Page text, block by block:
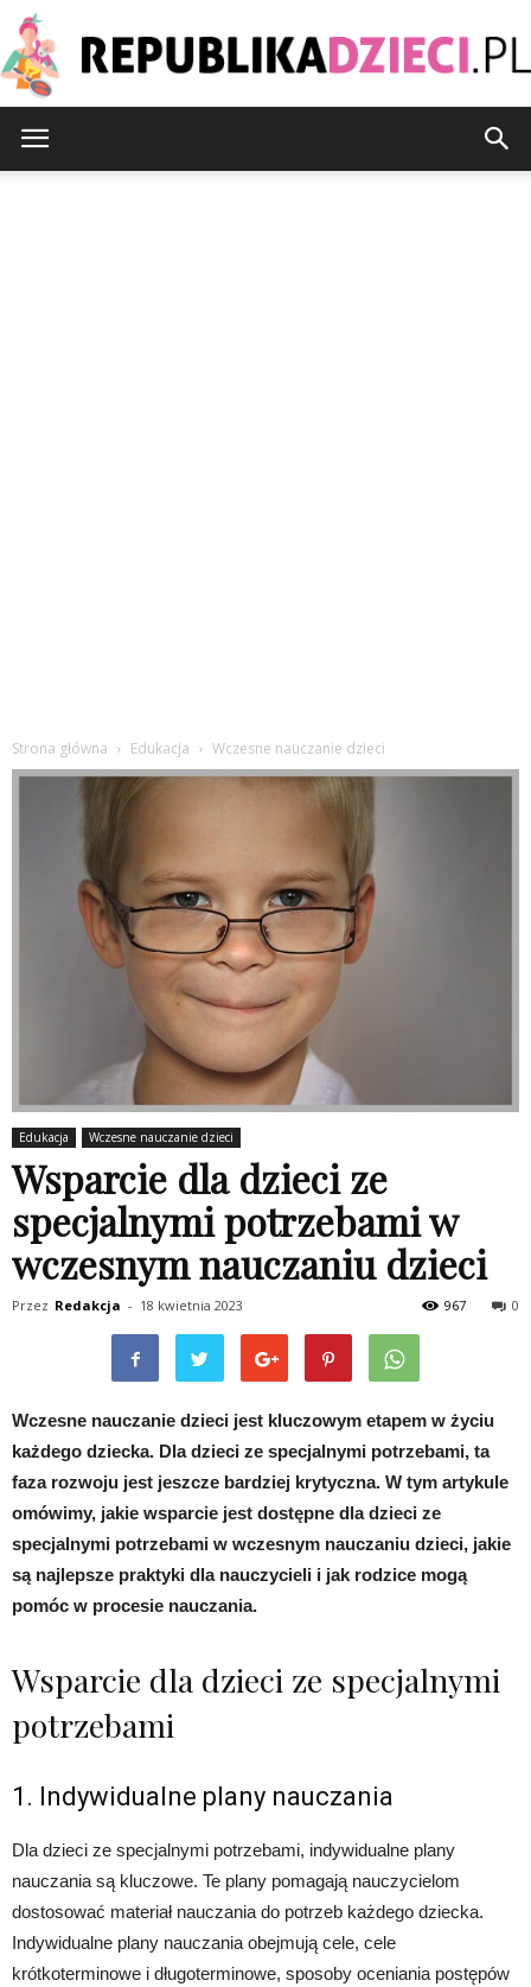
Strona główna Edukacja Wczesne nauczanie dzieci
Edukacja Wczesne nauczanie dzieci
Wsparcie dla dzieci ze
specjalnymi potrzebami w
wczesnym nauczaniu dzieci
Przez Redakcja - 18 kwietnia 2023 0
967
Wczesne nauczanie dzieci jest kluczowym etapem w życiu
każdego dziecka. Dla dzieci ze specjalnymi potrzebami, ta
faza rozwoju jest jeszcze bardziej krytyczna. W tym artykule
omówimy, jakie wsparcie jest dostępne dla dzieci ze
specjalnymi potrzebami w wczesnym nauczaniu dzieci, jakie
są najlepsze praktyki dla nauczycieli i jak rodzice mogą
pomóc w procesie nauczania.
Wsparcie dla dzieci ze specjalnymi
potrzebami
1. Indywidualne plany nauczania
Dla dzieci ze specjalnymi potrzebami, indywidualne plany
nauczania są kluczowe. Te plany pomagają nauczycielom
dostosować materiał nauczania do potrzeb każdego dziecka.
Indywidualne plany nauczania obejmują cele, cele
krótkoterminowe i długoterminowe, sposoby oceniania postępów